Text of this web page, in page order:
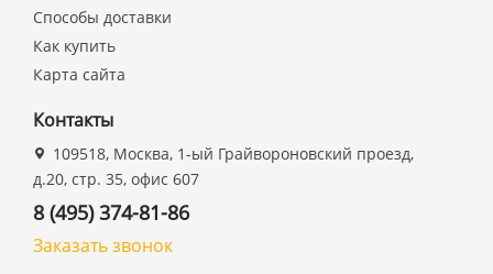
Способы доставки
Как купить
Карта сайта
Контакты
109518, Москва, 1-ый Грайвороновский проезд,
д.20, стр. 35, офис 607
8 (495) 374-81-86
Заказать звонок